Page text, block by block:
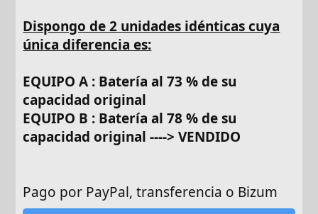
Dispongo de 2 unidades idénticas cuya
única diferencia es:
EQUIPO A : Batería al 73 % de su
capacidad original
EQUIPO B : Batería al 78 % de su
capacidad original----> VENDIDO
Pago por PayPal, transferencia o Bizum